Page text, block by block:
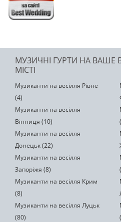
МУЗИЧНІ ГУРТИ НА ВАШЕ
МІСТІ
Музиканти на весілля Рівне
(4)
Музиканти на весілля
Вінниця (10)
Музиканти на весілля
Донецьк (22)
Музиканти на весілля
Запоріжя (8)
Музиканти на весілля Крим
(8)
Музиканти на весілля Луцьк
(80)